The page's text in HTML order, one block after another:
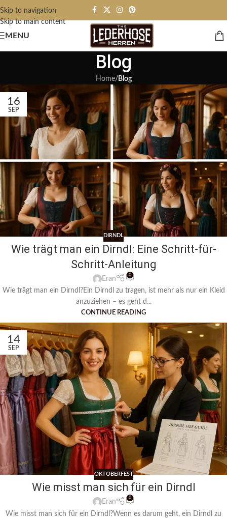
Skip to navigation
Skip to main content
MENU
Blog
Home/ Blog
16
SEP
DIRNDL
Wie trägt man ein Dirndl: Eine Schritt-für-
Schritt-Anleitung
Eran
0
Wie trägt man ein Dirndl?Ein Dirndl zu tragen, ist mehr als nur ein Kleid
anzuziehen – es geht d...
CONTINUE READING
14
SEP
OKTOBERFEST
Wie misst man sich für ein Dirndl
Eran
0
Wie misst man sich für ein Dirndl?Wenn es darum geht, ein Dirndl zu